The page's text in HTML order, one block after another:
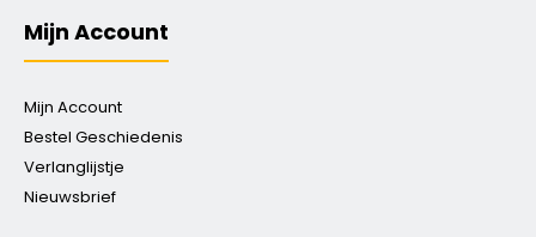
Mijn Account
Mijn Account
Bestel Geschiedenis
Verlanglijstje
Nieuwsbrief